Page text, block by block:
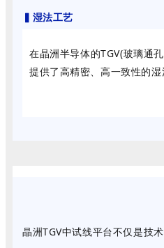
▍ 湿法工艺
在晶洲半导体的TGV(玻璃通
提供了高精密、高一致性的湿
晶洲TGV中试线平台不仅是技